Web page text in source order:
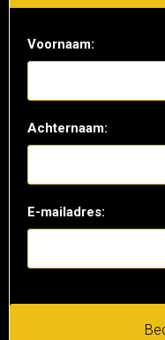
Voornaam:
Achternaam:
E-mailadres: